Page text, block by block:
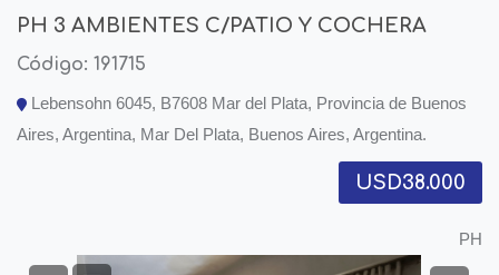
PH 3 AMBIENTES C/PATIO Y COCHERA
Código: 191715
Lebensohn 6045, B7608 Mar del Plata, Provincia de Buenos
Aires, Argentina, Mar Del Plata, Buenos Aires, Argentina.
USD38.000
PH